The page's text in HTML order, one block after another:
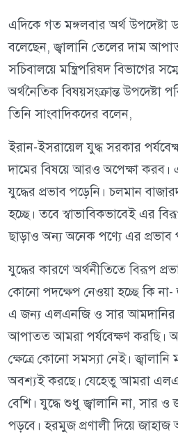
এদিকে গত মঙ্গলবার অর্থ উপদেষ্টা
বলেছেন, জ্বালানি তেলের দাম
সচিবালয়ে মন্ত্রিপরিষদ বিভাগের
অর্থনৈতিক বিষয়সংক্রান্ত উপদেষ্টা
তিনি সাংবাদিকদের বলেন,
ইরান-ইসরায়েল যুদ্ধ সরকার
দামের বিষয়ে আরও অপেক্ষা করব।
যুদ্ধের প্রভাব পড়েনি। চলমান
হচ্ছে। তবে স্বাভাবিকভাবেই এর
ছাড়াও অন্য অনেক পণ্যে এর প্রভাব
যুদ্ধের কারণে অর্থনীতিতে বিরূপ
কোনো পদক্ষেপ নেওয়া হচ্ছে কি
এ জন্য এলএনজি ও সার আমদানির
আপাতত আমরা পর্যবেক্ষণ করছি।
ক্ষেত্রে কোনো সমস্যা নেই। জ্বালানি
অবশ্যই করছে। যেহেতু আমরা
বেশি। যুদ্ধে শুধু জ্বালানি না, সার
পড়বে। হরমুজ প্রণালী দিয়ে